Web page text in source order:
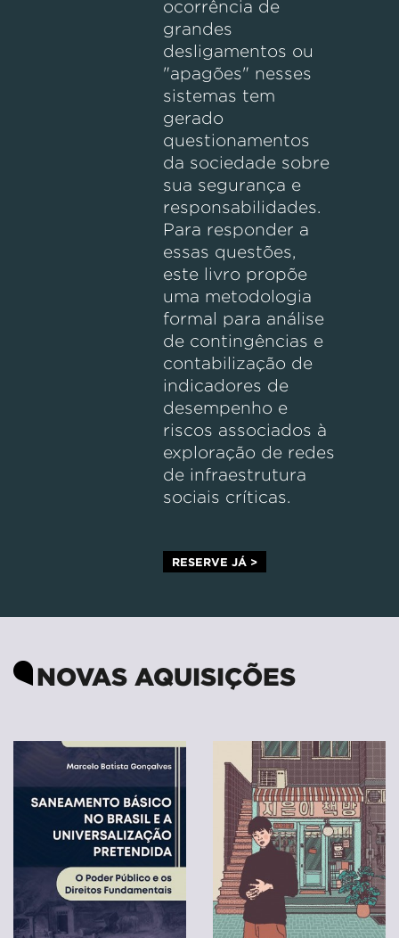
ocorrência de
grandes
desligamentos ou
"apagões" nesses
sistemas tem
gerado
questionamentos
da sociedade sobre
sua segurança e
responsabilidades.
Para responder a
essas questões,
este livro propõe
uma metodologia
formal para análise
de contingências e
contabilização de
indicadores de
desempenho e
riscos associados à
exploração de redes
de infraestrutura
sociais críticas.
RESERVE JÁ >
NOVAS AQUISIÇÕES